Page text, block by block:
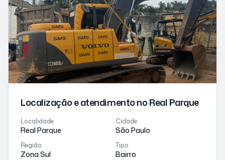
Localização e atendimentono Real Parque
Localidade
Real Parque
Cidade
São Paulo
Região
Zona Sul
Tipo
Bairro